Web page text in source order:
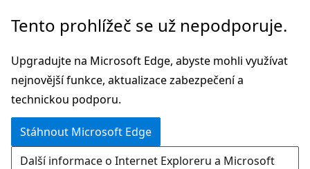
Přeskočit
hlavní
obsah
Tento prohlížeč se už nepodporuje.
Upgradujte na Microsoft Edge, abyste mohli využívat
nejnovější funkce, aktualizace zabezpečení a
technickou podporu.
Stáhnout Microsoft Edge
Další informace o Internet Exploreru a Microsoft